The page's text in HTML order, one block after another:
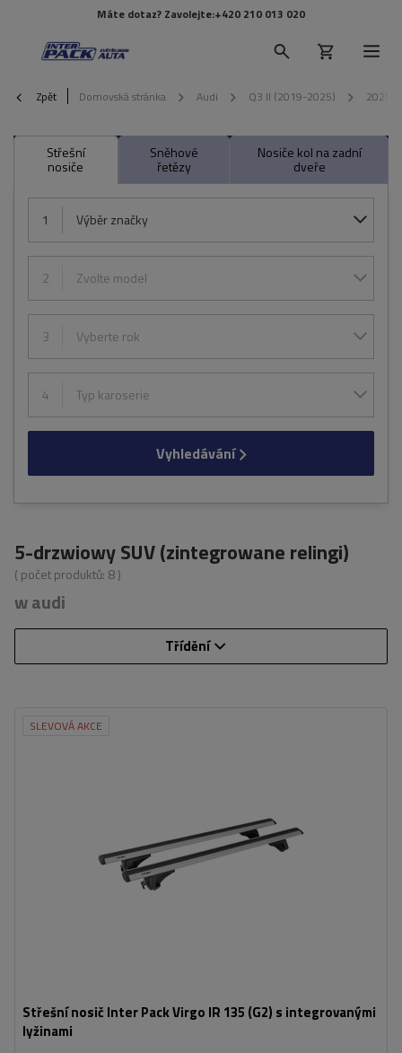
Máte dotaz? Zavolejte:+420 210 013 020
Zpět Domovská stránka Audi Q3 II (2019-2025) 2025
Střešní
nosiče
Sněhové
řetězy
Nosiče kol na zadní
dveře
1 Výběr značky
2 Zvolte model
3 Vyberte rok
4 Typ karoserie
Vyhledávání
5-drzwiowy SUV (zintegrowane relingi)
( počet produktů: 8)
w audi
Třídění
SLEVOVÁ AKCE
Střešní nosič Inter Pack Virgo IR 135 (G2) s integrovanými
lyžinami